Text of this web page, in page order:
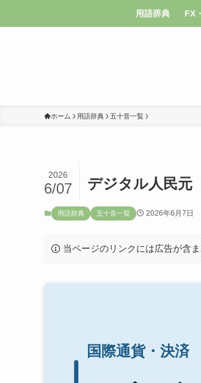
用語辞典 FX
ホーム 用語辞典 五十音一覧
デジタル人民元
2026
6/07
用語辞典 五十音一覧 2026年6月7日
当ページのリンクには広告が含ま